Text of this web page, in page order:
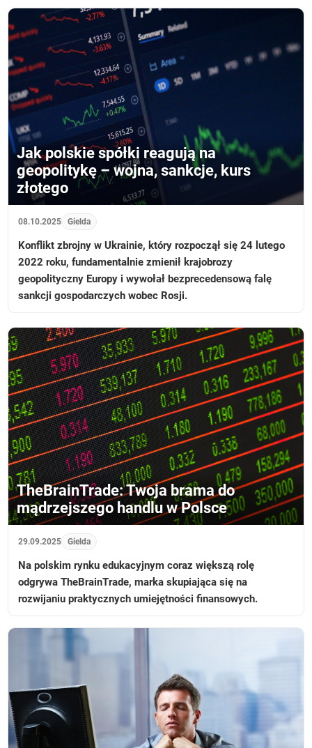
Jak polskie spółki reagują na
geopolitykę – wojna, sankcje, kurs
złotego
08.10.2025 Gielda
Konflikt zbrojny w Ukrainie, który rozpoczął się 24 lutego
2022 roku, fundamentalnie zmienił krajobrozy
geopolityczny Europy i wywołał bezprecedensową falę
sankcji gospodarczych wobec Rosji.
TheBrainTrade: Twoja brama do
mądrzejszego handlu w Polsce
29.09.2025 Gielda
Na polskim rynku edukacyjnym coraz większą rolę
odgrywa TheBrainTrade, marka skupiająca się na
rozwijaniu praktycznych umiejętności finansowych.